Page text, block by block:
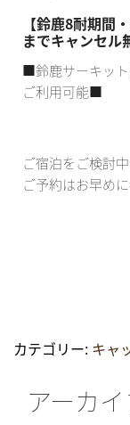
【鈴鹿8耐期間
までキャンセル
■鈴鹿サーキッ
ご利用可能■
ご宿泊をご検討
ご予約はお早め
カテゴリー: キャ
アーカ